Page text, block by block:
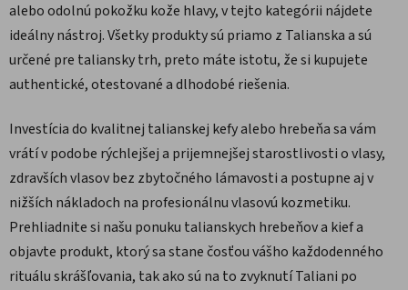
alebo odolnú pokožku kože hlavy, v tejto kategórii nájdete
ideálny nástroj. Všetky produkty sú priamo z Talianska a sú
určené pre taliansky trh, preto máte istotu, že si kupujete
authentické, otestované a dlhodobé riešenia.
Investícia do kvalitnej talianskej kefy alebo hrebeňa sa vám
vrátí v podobe rýchlejšej a prijemnejšej starostlivosti o vlasy,
zdravších vlasov bez zbytočného lámavosti a postupne aj v
nižších nákladoch na profesionálnu vlasovú kozmetiku.
Prehliadnite si našu ponuku talianskych hrebeňov a kief a
objavte produkt, ktorý sa stane čosťou vášho každodenného
rituálu skrášľovania, tak ako sú na to zvyknutí Taliani po